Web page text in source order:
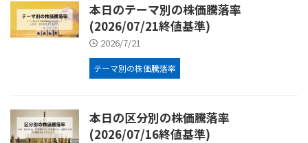
本日のテーマ別の株価騰落率
(2026/07/21終値基準)
2026/7/21
テーマ別の株価騰落率
本日の区分別の株価騰落率
(2026/07/16終値基準)